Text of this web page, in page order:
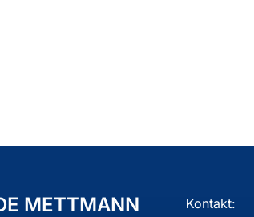
METTMANN Kontakt: